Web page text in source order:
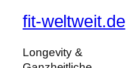
fit-weltweit.de
Longevity &